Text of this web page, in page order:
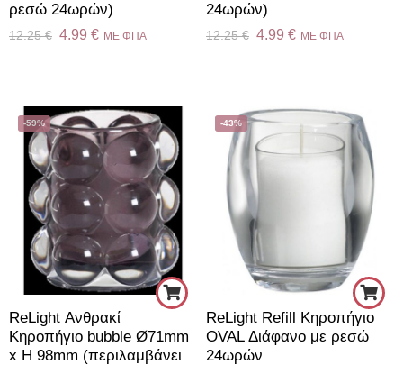
ρεσώ 24ωρών)
12.25€ 4.99 € ME ΦΠΑ
24ωρών)
12.25€ 4.99 € ME ΦΠΑ
-59%
ReLight Ανθρακί
Κηροπήγιο bubble Ø71mm
x H 98mm (περιλαμβάνει
-43%
ReLight Refill Κηροπήγιο
OVAL Διάφανο με ρεσώ
24ωρών